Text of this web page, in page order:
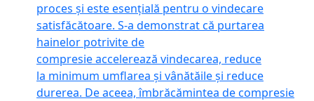
proces și este esențială pentru o vindecare
satisfăcătoare. S-a demonstrat că purtarea
hainelor potrivite de
compresie accelerează vindecarea, reduce
la minimum umflarea și vânătăile și reduce
durerea. De aceea, îmbrăcămintea de compresie